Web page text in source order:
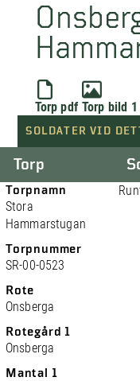
Torp pdf Torp bild 1
SOLDATER VID
Torp
Torpnamn
Stora
Hammarstugan
Torpnummer
SR-00-0523
Rote
Onsberga
Rotegård 1
Onsberga
Mantal 1